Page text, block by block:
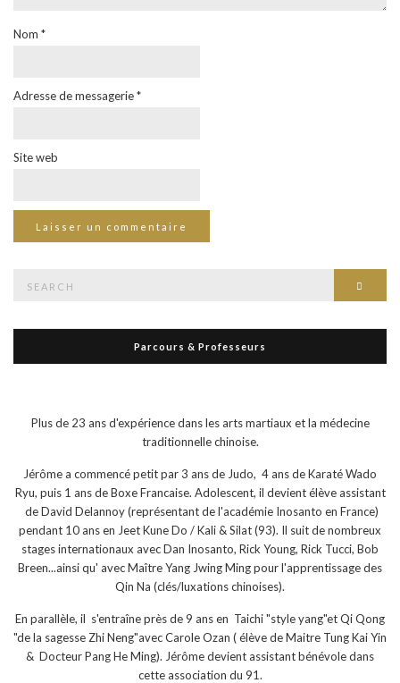
Nom *
Adresse de messagerie*
Site web
Parcours & Professeurs
Plus de 23 ans d'expérience dans les arts martiaux et la médecine
traditionnelle chinoise.
Jérôme a commencé petit par 3 ans de Judo, 4 ans de Karaté Wado
Ryu, puis 1 ans de Boxe Francaise. Adolescent, il devient élève assistant
de David Delannoy (représentant de l'académie Inosanto en France)
pendant 10 ans en Jeet Kune Do / Kali & Silat (93). Il suit de nombreux
stages internationaux avec Dan Inosanto, Rick Young, Rick Tucci, Bob
Breen...ainsi qu' avec Maître Yang Jwing Ming pour l'apprentissage des
Qin Na (clés/luxations chinoises).
En parallèle, il s'entraîne près de 9 ans en Taichi "style yang"et Qi Qong
"de la sagesse Zhi Neng"avec Carole Ozan ( élève de Maitre Tung Kai Yin
& Docteur Pang He Ming). Jérôme devient assistant bénévole dans
cette association du 91.